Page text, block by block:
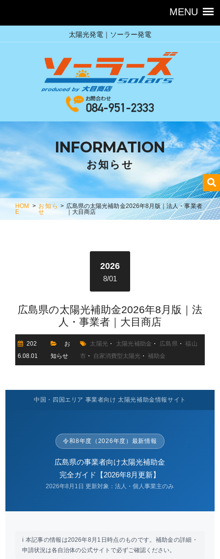
太陽光発電｜ソーラー発電
INFORMATION
お知らせ
HOM
E
> お知ら
せ
> 広島県の太陽光補助金2026年8月版｜法人・事業者
｜大目商店
2026
8/01
広島県の太陽光補助金2026年8月版｜法
人・事業者｜大目商店
202
6.08.01
お
知らせ
太陽光 ・ 太陽光補助金 ・ 広島県 ・福山
市 ・ 自家消費型太陽光 ・補助金
中国・四国エリア 事業者向け 太陽光補助金情報サイト
令和8年度（2026年度）最新情報
広島県の事業者向け太陽光補助金
完全ガイド【2026年8月更新】
2026年8月1日 更新対象：法人・個人事業主のみ
ℹ️ 本記事の情報は2026年8月1日時点のものです。補助金の詳細・
申請状況は各自治体の公式サイトで必ずご確認ください。